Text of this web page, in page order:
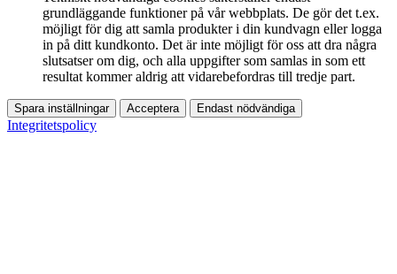
grundläggande funktioner på vår webbplats. De gör det t.ex.
möjligt för dig att samla produkter i din kundvagn eller logga
in på ditt kundkonto. Det är inte möjligt för oss att dra några
slutsatser om dig, och alla uppgifter som samlas in som ett
resultat kommer aldrig att vidarebefordras till tredje part.
Spara inställningar Acceptera Endast nödvändiga
Integritetspolicy